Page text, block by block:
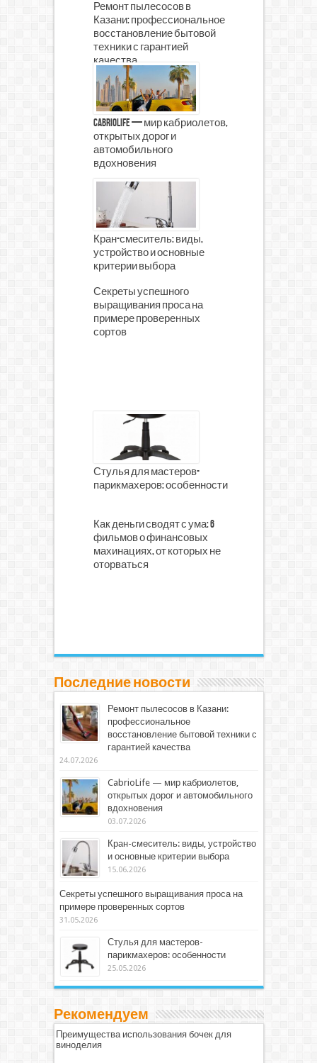
Ремонт пылесосов в
Казани: профессиональное
восстановление бытовой
техники с гарантией
качества
CabrioLife — мир кабриолетов,
открытых дорог и
автомобильного
вдохновения
Кран-смеситель: виды,
устройство и основные
критерии выбора
Секреты успешного
выращивания проса на
примере проверенных
сортов
Стулья для мастеров-
парикмахеров: особенности
Как деньги сводят с ума: 6
фильмов о финансовых
махинациях, от которых не
оторваться
Последние новости
Ремонт пылесосов в Казани:
профессиональное
восстановление бытовой техники с
гарантией качества
24.07.2026
CabrioLife — мир кабриолетов,
открытых дорог и автомобильного
вдохновения
03.07.2026
Кран-смеситель: виды, устройство
и основные критерии выбора
15.06.2026
Секреты успешного выращивания проса на
примере проверенных сортов
31.05.2026
Стулья для мастеров-
парикмахеров: особенности
25.05.2026
Рекомендуем
Преимущества использования бочек для
виноделия